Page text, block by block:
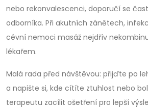
nebo rekonvalescenci, doporučí se
odborníka. Při akutních zánětech,
cévní nemoci masáž nejdřív
lékařem.
Malá rada před návštěvou: přijďte po
a napište si, kde cítíte ztuhlost nebo
terapeutu zacílit ošetření pro lepší